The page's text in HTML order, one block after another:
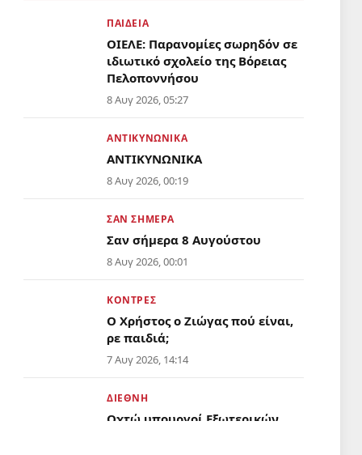
ΠΑΙΔΕΊΑ
ΟΙΕΛΕ: Παρανομίες σωρηδόν σε
ιδιωτικό σχολείο της Βόρειας
Πελοποννήσου
Απόντες το υπουργείο Παιδείας
Εκπαίδευσης
8 Αυγ 2026, 05:27
ΑΝΤΙΚΥΝΩΝΙΚΆ
ΑΝΤΙΚΥΝΩΝΙΚΑ
8 Αυγ 2026, 00:19
ΣΑΝ ΣΉΜΕΡΑ
Σαν σήμερα 8 Αυγούστου
8 Αυγ 2026, 00:01
ΚΌΝΤΡΕΣ
Ο Χρήστος ο Ζιώγας πού είναι,
ρε παιδιά;
7 Αυγ 2026, 14:14
ΔΙΕΘΝΉ
Οχτώ υπουργοί Εξωτερικών